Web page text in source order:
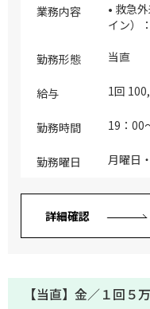
業務内容
• 救急
イン）
での診
療処置
者の生
対応 •
ッフと
数は季
増える
患者の
勤務形態 当直
給与 1回
勤務時間 19：00
勤務曜日 月曜日
詳細確認
【当直】金／１回５